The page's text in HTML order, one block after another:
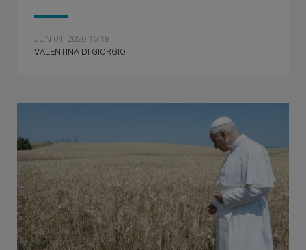
JUN 04, 2026 16:18
VALENTINA DI GIORGIO